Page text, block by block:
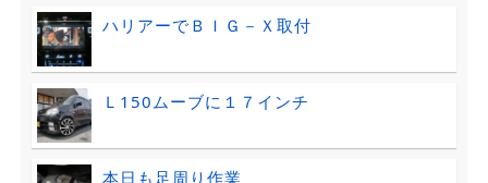
ハリアーでＢＩＧ－Ｘ取付
Ｌ150ムーブに１７インチ
本日も足周り作業